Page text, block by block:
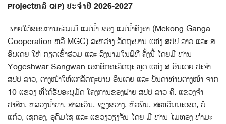
Projectຫລື QIP) ປະຈໍາປີ 2026-2027
ພາຍໃຕ້ຂອບການຮ່ວມມື ແມ່ນ້ຳ ຂອງ-ແມ່ນໍ້າຄົງຄາ (Mekong Ganga
Cooperation ຫລື MGC) ລະຫວ່າງ ລັດຖະບານ ແຫ່ງ ສປປ ລາວ ແລະ ສ
ອິນເດຍ ໃຫ້ ກຽດເຂົ້າຮ່ວມ ແລະ ລົງນາມໃນພິທີ ຄັ້ງນີ້ ໂດຍມີ ທ່ານ
Yogeshwar Sangwan ເອກອັກຄະລັດຖະ ທູດ ແຫ່ງ ສ ອິນເດຍ ປະຈໍາ
ສປປ ລາວ, ຕາງໜ້າໃຫ້ແກ່ລັດຖະບານ ອິນເດຍ ແລະ ບັນດາທ່ານຕາງໜ້າ ຈາກ
10 ແຂວງ ທີ່ໄດ້ຮັບອະນຸມັດ ໂຄງການຂອງຝ່າຍ ສປປ ລາວ ຄື: ແຂວງຈຳ
ປາສັກ, ຫລວງນໍ້າທາ, ສາລະວັນ, ຊຽງຂວາງ, ຫົວພັນ, ສະຫວັນນະເຂດ, ບໍ່
ແກ້ວ, ເຊກອງ, ອຸດົມໄຊ ແລະ ແຂວງວຽງຈັນ ໂດຍ ມີ ທ່ານ ໄມທອງ ທຳມະ